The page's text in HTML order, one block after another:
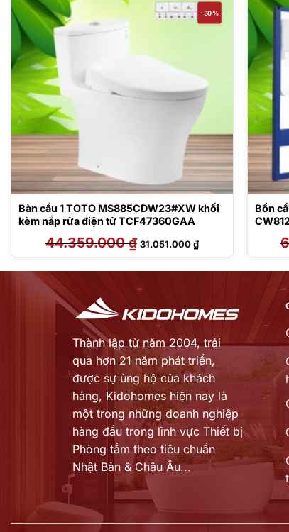
-30%
Bàn cầu 1 TOTO MS885CDW23#XW khối
kèm nắp rửa điện tử TCF47360GAA
44.359.000₫ Giá
gốc
là:
31.051.000₫Giá
hiện
tại
31.051.000 ₫.
Bồn
₫.
Thành lập từ năm 2004, trải
qua hơn 21 năm phát triển,
được sự ủng hộ của khách
hàng, Kidohomes hiện nay là
một trong những doanh nghiệp
hàng đầu trong lĩnh vực Thiết bị
Phòng tắm theo tiêu chuẩn
Nhật Bản & Châu Âu...